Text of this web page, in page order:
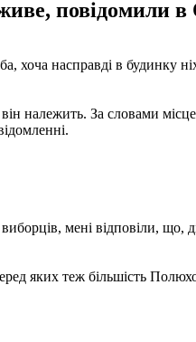
живе, повідомили
хоча насправді в будинку
належить. За словами
мені відповіли, що,
яких теж більшість